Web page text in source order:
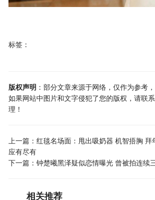
标签：
版权声明 ：部分文章来源于网络，仅作为参考
如果网站中图片和文字侵犯了您的版权，请联
理！
上一篇：红毯名场面：甩出吸奶器 机智捂胸 拜
应有尽有
下一篇：钟楚曦黑泽疑似恋情曝光 曾被拍连续
相关推荐